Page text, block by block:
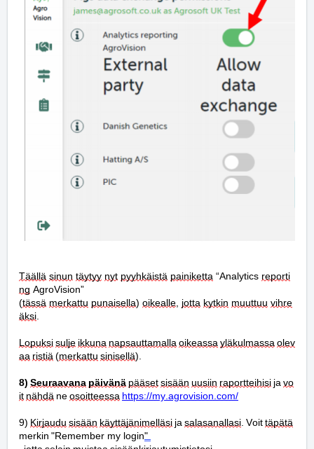
Täällä sinun täytyy nyt pyyhkäistä painiketta “Analytics reporti
ng AgroVision”
(tässä merkattu punaisella) oikealle jotta kytkin muuttuu vihre
äksi
Lopuksisulje ikkuna napsauttamalla oikeassa yläkulmassa olev
aa ristiä (merkattu sinisellä).
8) Seuraavana päivänä pääsetsisään uusiin raportteihisi ja vo
it nähdä ne osoitteessa https://my.agrovision.com/
9) Kirjaudu sisään käyttäjänimelläsi ja salasanallasi Voit täpätä
merkin "Remember my login"